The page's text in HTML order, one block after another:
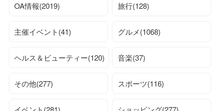
OA情報(2019) 旅行(128)
主催イベント(41) グルメ(1068)
ヘルス＆ビューティー(120) 音楽(37)
その他(277) スポーツ(116)